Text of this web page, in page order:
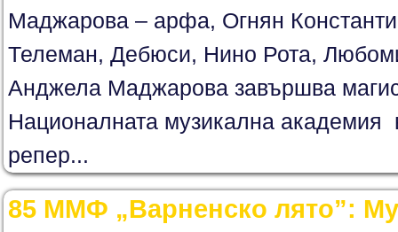
Маджарова – арфа, Огнян
Телеман, Дебюси, Нино Рота,
Анджела Маджарова завършва
Националната музикална
репер...
85 ММФ „Варненско лято”: